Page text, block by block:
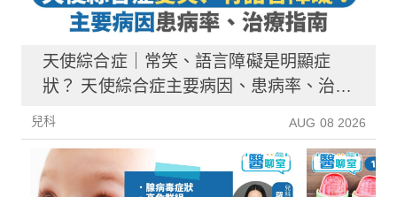
天使綜合症｜常笑、語言障礙是明顯症
狀？ 天使綜合症主要病因、患病率、治療
指南
兒科 AUG 08 2026